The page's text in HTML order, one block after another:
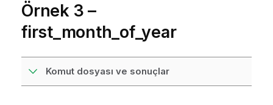
Örnek 3 –
first_month_of_year
Komut dosyası ve sonuçlar